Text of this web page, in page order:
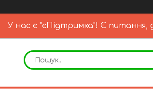
У нас є "єПідтримка"! Є питання,